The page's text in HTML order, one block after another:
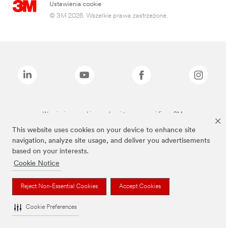
This website uses cookies on your device to enhance site
navigation, analyze site usage, and deliver you advertisements
based on your interests.
Cookie Notice
Reject Non-Essential Cookies Accept Cookies
Cookie Preferences
Ustawienia cookie
© 3M 2026. Wszelkie prawa zastrzeżone.
Wymienione marki są znakami towarowymi firmy 3M.